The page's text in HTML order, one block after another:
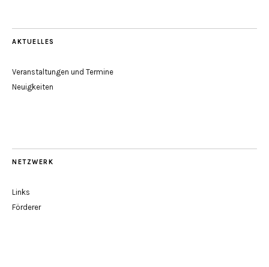
AKTUELLES
Veranstaltungen und Termine
Neuigkeiten
NETZWERK
Links
Förderer